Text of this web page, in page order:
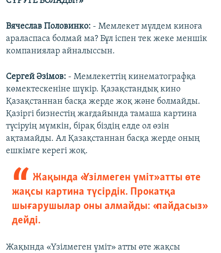
Вячеслав Половинко: - Мемлекет мүлдем киноға
араласпаса болмай ма? Бұл іспен тек жеке меншік
компаниялар айналыссын.
Сергей Әзімов: - Мемлекеттің кинематографқа
көмектескеніне шүкір. Қазақстандық кино
Қазақстаннан басқа жерде жоқ және болмайды.
Қазіргі бизнестің жағдайында тамаша картина
түсіруің мүмкін, бірақ біздің елде ол өзін
ақтамайды. Ал Қазақстаннан басқа жерде оның
ешкімге керегі жоқ.
Жақында «Үзілмеген үміт» атты өте
жақсы картина түсірдік. Прокатқа
шығарушылар оны алмайды: «пайдасыз»
дейді.
Жақында «Үзілмеген үміт» атты өте жақсы